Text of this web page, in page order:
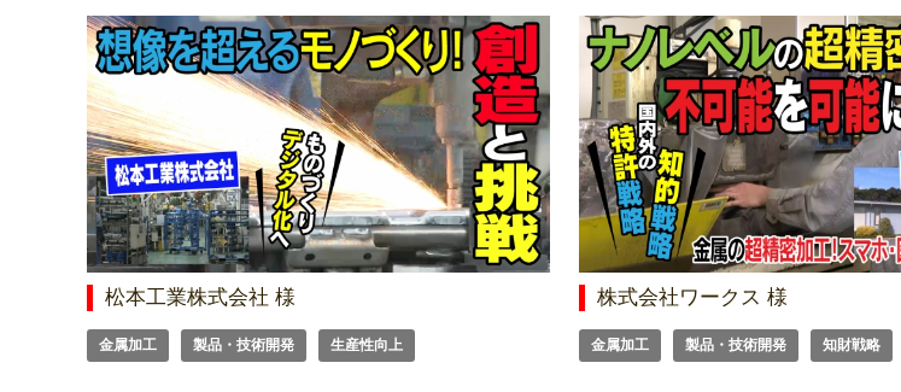
松本工業株式会社 様
金属加工 製品・技術開発 生産性向上
株式会社ワークス 様
金属加工 製品・技術開発 知財戦略